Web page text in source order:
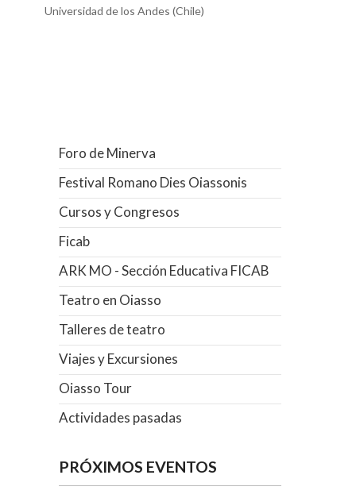
Universidad de los Andes (Chile)
Foro de Minerva
Festival Romano Dies Oiassonis
Cursos y Congresos
Ficab
ARK MO - Sección Educativa FICAB
Teatro en Oiasso
Talleres de teatro
Viajes y Excursiones
Oiasso Tour
Actividades pasadas
PRÓXIMOS EVENTOS